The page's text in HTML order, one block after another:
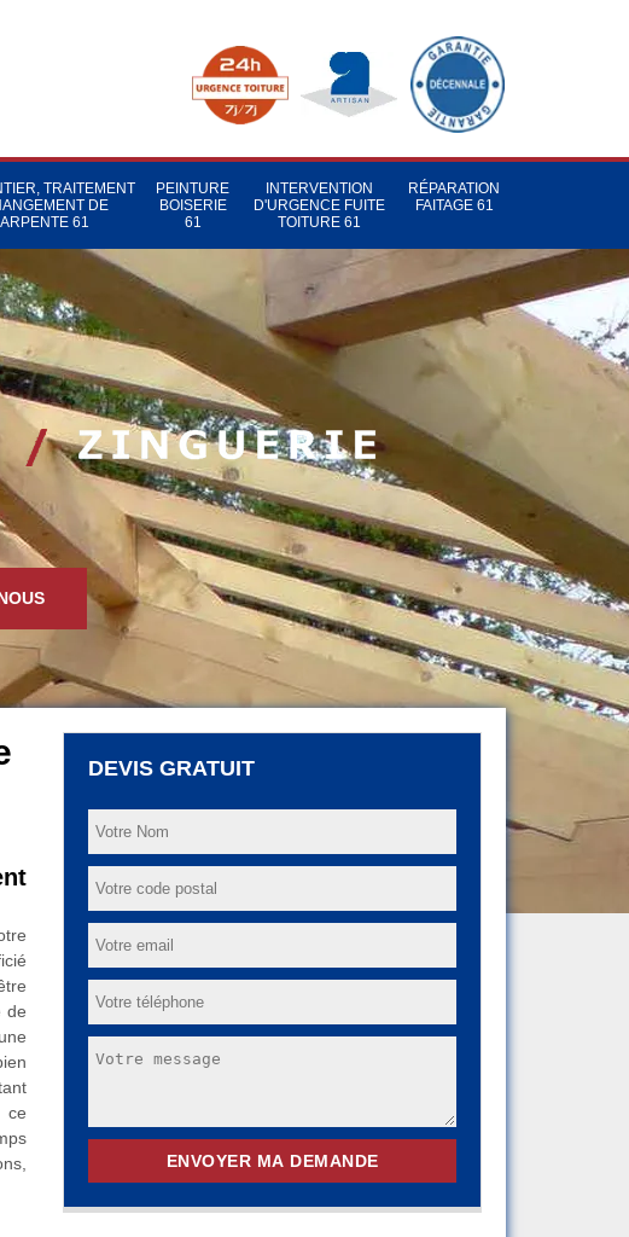
TRAITEMENT
DE
61
PEINTURE
BOISERIE
61
INTERVENTION
D'URGENCE FUITE
TOITURE 61
RÉPARATION
FAITAGE 61
de
ce
DEVIS GRATUIT